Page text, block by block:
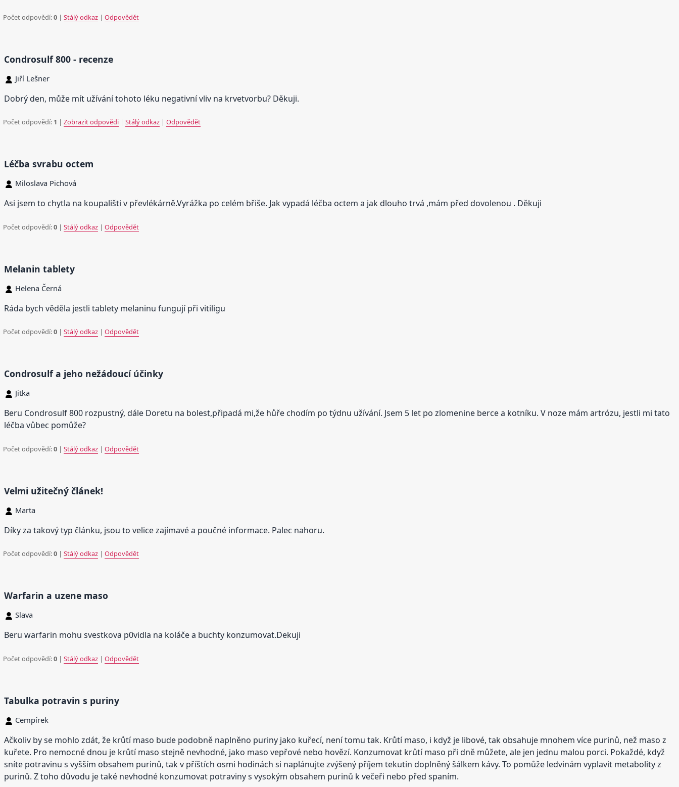
Počet odpovědí:0 |Stálý odkaz |Odpovědět
Condrosulf 800 - recenze
Jiří Lešner
Dobrý den, může mít užívání tohoto léku negativní vliv na krvetvorbu? Děkuji.
Počet odpovědí: 1 |Zobrazit odpovědi |Stálý odkaz |Odpovědět
Léčba svrabu octem
Miloslava Pichová
Asi jsem to chytla na koupališti v převlékárně.Vyrážka po celém břiše. Jak vypadá léčba octem a jak dlouho trvá ,mám před dovolenou . Děkuji
Počet odpovědí:0 |Stálý odkaz |Odpovědět
Melanin tablety
Helena Černá
Ráda bych věděla jestli tablety melaninu fungují při vitiligu
Počet odpovědí:0 |Stálý odkaz |Odpovědět
Condrosulf a jeho nežádoucí účinky
Jitka
Beru Condrosulf 800 rozpustný, dále Doretu na bolest,připadá mi,že hůře chodím po týdnu užívání. Jsem 5 let po zlomenine berce a kotníku. V noze mám artrózu, jestli mi tato
léčba vůbec pomůže?
Počet odpovědí:0 |Stálý odkaz |Odpovědět
Velmi užitečný článek!
Marta
Díky za takový typ článku, jsou to velice zajímavé a poučné informace. Palec nahoru.
Počet odpovědí:0 |Stálý odkaz |Odpovědět
Warfarin a uzene maso
Slava
Beru warfarin mohu svestkova p0vidla na koláče a buchty konzumovat.Dekuji
Počet odpovědí:0 |Stálý odkaz |Odpovědět
Tabulka potravin s puriny
Cempírek
Ačkoliv by se mohlo zdát, že krůtí maso bude podobně naplněno puriny jako kuřecí, není tomu tak. Krůtí maso, i když je libové, tak obsahuje mnohem více purinů, než maso z
kuřete. Pro nemocné dnou je krůtí maso stejně nevhodné, jako maso vepřové nebo hovězí. Konzumovat krůtí maso při dně můžete, ale jen jednu malou porci. Pokaždé, když
sníte potravinu s vyšším obsahem purinů, tak v příštích osmi hodinách si naplánujte zvýšený příjem tekutin doplněný šálkem kávy. To pomůže ledvinám vyplavit metabolity z
purinů. Z toho důvodu je také nevhodné konzumovat potraviny s vysokým obsahem purinů k večeři nebo před spaním.